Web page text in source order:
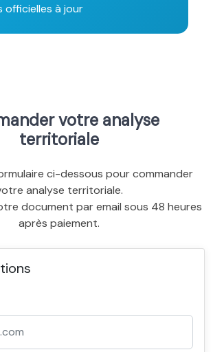
officielles à jour
votre analyse
territoriale
ci-dessous pour commander
analyse territoriale.
document par email sous 48 heures
après paiement.